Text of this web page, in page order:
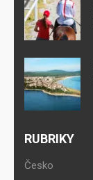
RUBRIKY
Česko